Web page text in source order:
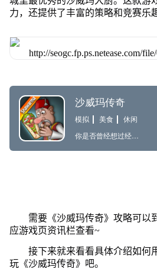
力，还提供了丰富的策略和竞赛乐
需要《沙威玛传奇》攻略可以
应游戏页资讯栏查看~
接下来就来看看具体介绍如何
玩《沙威玛传奇》吧。